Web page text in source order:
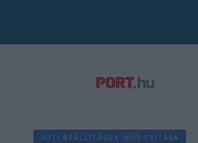
SÜTI BEÁLLÍTÁSOK MÓDOSÍTÁSA